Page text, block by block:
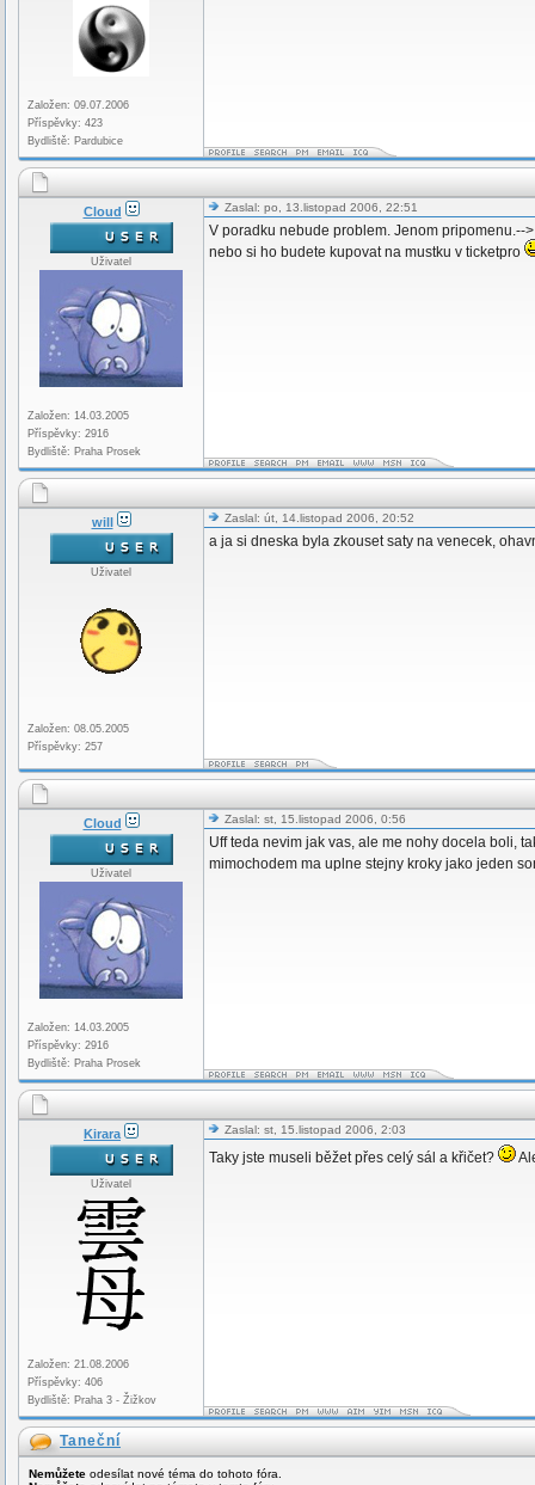
Založen: 09.07.2006
Příspěvky: 423
Bydliště: Pardubice
Cloud
Uživatel
Založen: 14.03.2005
Příspěvky: 2916
Bydliště: Praha Prosek
Zaslal: po, 13.listopad 2006, 22:51
V poradku nebude problem. Jenom pripomenu.--
nebo si ho budete kupovat na mustku v ticketpro
will
Uživatel
Založen: 08.05.2005
Příspěvky: 257
Zaslal: út, 14.listopad 2006, 20:52
a ja si dneska byla zkouset saty na venecek,
Cloud
Uživatel
Založen: 14.03.2005
Příspěvky: 2916
Bydliště: Praha Prosek
Zaslal: st, 15.listopad 2006, 0:56
Uff teda nevim jak vas, ale me nohy docela boli,
mimochodem ma uplne stejny kroky jako jeden
Kirara
Uživatel
Založen: 21.08.2006
Příspěvky: 406
Bydliště: Praha 3 - Žižkov
Zaslal: st, 15.listopad 2006, 2:03
Taky jste museli běžet přes celý sál a křičet?
Taneční
Nemůžete odesílat nové téma do tohoto fóra.